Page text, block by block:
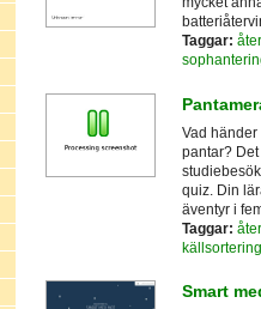
Taggar:
Vad händer
pantar?
quiz. Din
äventyr i
Taggar:
källsortering
Smart